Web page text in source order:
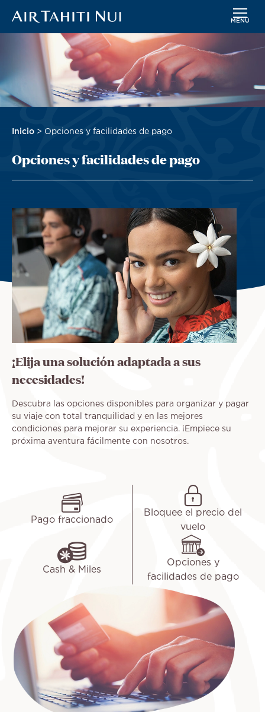
MENÚ
Sobrescribir
de
ayuda
a
Inicio Opciones y facilidades de pago
Opciones y facilidades de pago
¡Elija una solución adaptada a sus
necesidades!
Descubra las opciones disponibles para organizar y pagar
su viaje con total tranquilidad y en las mejores
condiciones para mejorar su experiencia. ¡Empiece su
próxima aventura fácilmente con nosotros.
Pago fraccionado
Bloquee el precio del
vuelo
Cash & Miles
Opciones y
facilidades de pago